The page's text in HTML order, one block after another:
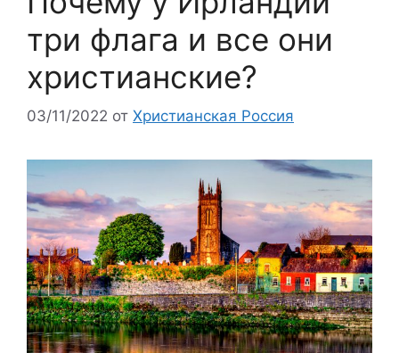
три флага и все они
христианские?
03/11/2022 от Христианская Россия